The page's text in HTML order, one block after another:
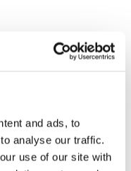
and ads, to
analyse our traffic.
use of our site with
SERVIZIO
che raggiungeranno
trenitalia.come pagano
Leonardo Express , da